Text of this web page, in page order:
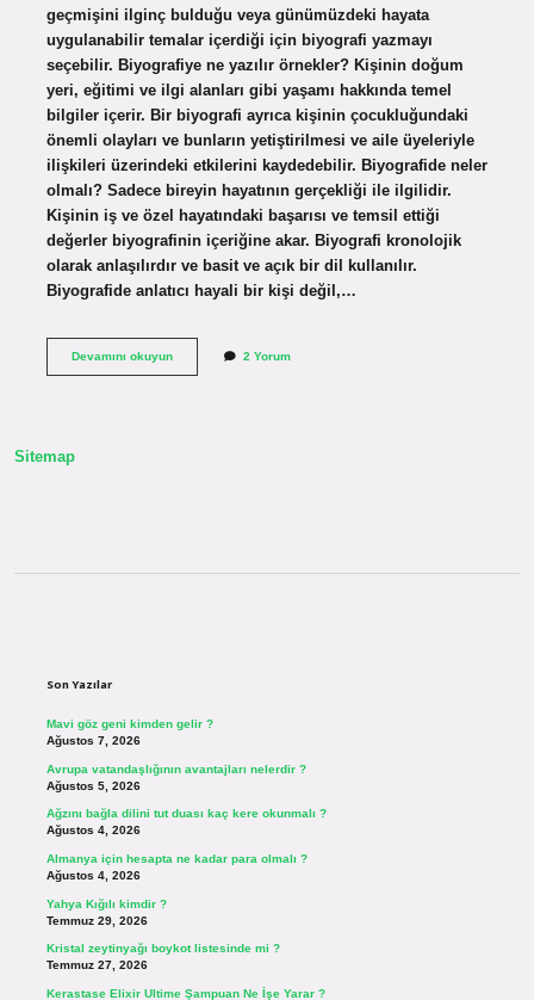
geçmişini ilginç bulduğu veya günümüzdeki hayata
uygulanabilir temalar içerdiği için biyografi yazmayı
seçebilir. Biyografiye ne yazılır örnekler? Kişinin doğum
yeri, eğitimi ve ilgi alanları gibi yaşamı hakkında temel
bilgiler içerir. Bir biyografi ayrıca kişinin çocukluğundaki
önemli olayları ve bunların yetiştirilmesi ve aile üyeleriyle
ilişkileri üzerindeki etkilerini kaydedebilir. Biyografide neler
olmalı? Sadece bireyin hayatının gerçekliği ile ilgilidir.
Kişinin iş ve özel hayatındaki başarısı ve temsil ettiği
değerler biyografinin içeriğine akar. Biyografi kronolojik
olarak anlaşılırdır ve basit ve açık bir dil kullanılır.
Biyografide anlatıcı hayali bir kişi değil,…
Devamını okuyunBiyografi
2 Yorum
Sitemap
Son Yazılar
Mavi göz geni kimden gelir ?
Ağustos 7, 2026
Avrupa vatandaşlığının avantajları nelerdir ?
Ağustos 5, 2026
Ağzını bağla dilini tut duası kaç kere okunmalı ?
Ağustos 4, 2026
Almanya için hesapta ne kadar para olmalı ?
Ağustos 4, 2026
Yahya Kığılı kimdir ?
Temmuz 29, 2026
Kristal zeytinyağı boykot listesinde mi ?
Temmuz 27, 2026
Kerastase Elixir Ultime Şampuan Ne İşe Yarar ?